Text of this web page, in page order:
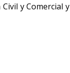
y Comercial y